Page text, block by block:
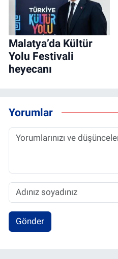
Malatya’da Kültür
Yolu Festivali
heyecanı
Yorumlar
Gönder